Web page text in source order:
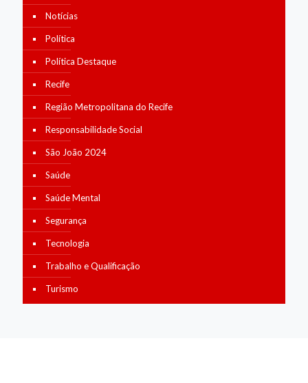
Notícias
Política
Política Destaque
Recife
Região Metropolitana do Recife
Responsabilidade Social
São João 2024
Saúde
Saúde Mental
Segurança
Tecnologia
Trabalho e Qualificação
Turismo